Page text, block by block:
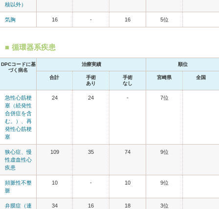
核以外）
気胸 16 - 16 5位
循環器系疾患
DPCコードに基
づく病名
治療実績 順位
合計
手術
あり
手術
なし
宮崎県 全国
急性心筋梗
塞（続発性
合併症を含
む。）、再
発性心筋梗
塞
24 24 - 7位
狭心症、慢
性虚血性心
疾患
109 35 74 9位
頻脈性不整
脈
10 - 10 9位
弁膜症（連
34 16 18 3位